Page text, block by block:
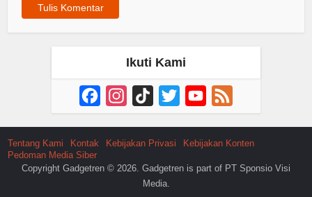
Ikuti Kami
FacebookInstagram
TikTok Twitter YouTube
Channel
Tentang Kami Kontak Kebijakan Privasi
Kebijakan Konten
Pedoman Media Siber
Copyright Gadgetren © 2026. Gadgetren is part of PT Sponsio Visi
Media.